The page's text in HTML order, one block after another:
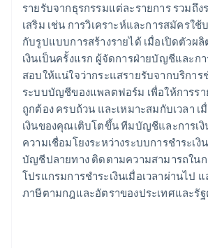
รายรับจากธุรกรรมแต่ละรายการ รวมถึง
เสริม เช่น การวิเคราะห์และการสมัครใ
กับรูปแบบการสร้างรายได้ เมื่อเปิดตัวผ
เงินเป็นครั้งแรก ผู้จัดการฝ่ายบัญชีและกา
สอบให้แน่ใจว่ากระแสรายรับจากบริการ
ระบบบัญชีของแพลตฟอร์ม เพื่อให้การรา
ถูกต้อง ครบถ้วน และเหมาะสมกับเวลา เ
เงินของคุณเติบโตขึ้น ทีมบัญชีและการเงิ
ความเชื่อมโยงระหว่างระบบการชำระเ
บัญชีปลายทาง ติดตามความสามารถในก
โปรแกรมการชำระเงินเมื่อเวลาผ่านไป
ภาษีตามกฎและอัตราของประเทศและรัฐ